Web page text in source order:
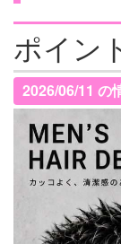
ポイン
2026/06/11 の